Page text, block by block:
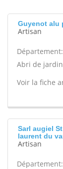
Guyenot alu
Artisan
Abri de
Voir la fiche
Sarl augiel
laurent du
Artisan